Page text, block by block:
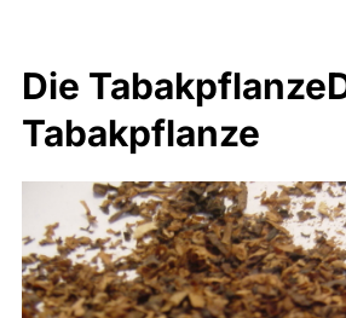
Die
Tabakpflanze